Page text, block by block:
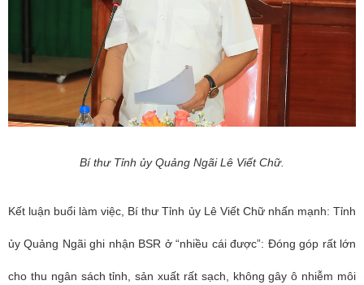
Bí thư Tỉnh ủy Quảng Ngãi Lê Viết Chữ.
Kết luận buổi làm việc, Bí thư Tỉnh ủy Lê Viết Chữ nhấn mạnh: Tỉnh
ủy Quảng Ngãi ghi nhận BSR ở “nhiều cái được”: Đóng góp rất lớn
cho thu ngân sách tỉnh, sản xuất rất sạch, không gây ô nhiễm môi